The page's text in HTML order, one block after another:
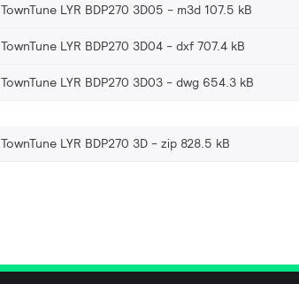
TownTune LYR BDP270 3D05 m3d 107.5 kB
TownTune LYR BDP270 3D04 dxf 707.4 kB
TownTune LYR BDP270 3D03 dwg 654.3 kB
TownTune LYR BDP270 3D zip 828.5 kB